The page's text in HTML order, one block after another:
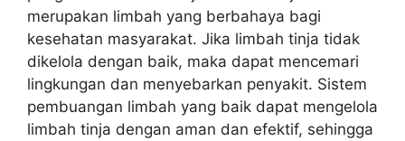
merupakan limbah yang berbahaya bagi
kesehatan masyarakat. Jika limbah tinja tidak
dikelola dengan baik, maka dapat mencemari
lingkungan dan menyebarkan penyakit. Sistem
pembuangan limbah yang baik dapat mengelola
limbah tinja dengan aman dan efektif, sehingga